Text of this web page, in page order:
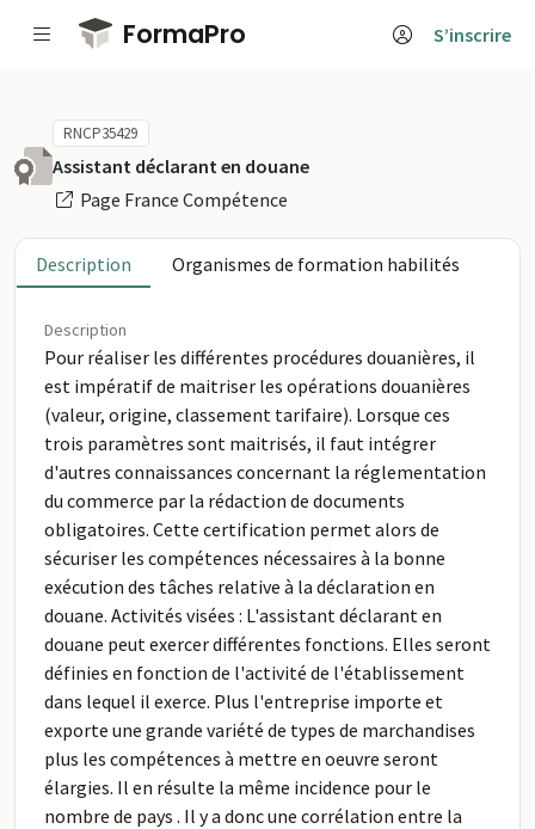
Passer au contenu principal
FormaPro S’inscrire
RNCP35429
Assistant déclarant en douane
Page France Compétence
Description Organismes de formation habilités
Description
Pour réaliser les différentes procédures douanières, il
est impératif de maitriser les opérations douanières
(valeur, origine, classement tarifaire). Lorsque ces
trois paramètres sont maitrisés, il faut intégrer
d'autres connaissances concernant la réglementation
du commerce par la rédaction de documents
obligatoires. Cette certification permet alors de
sécuriser les compétences nécessaires à la bonne
exécution des tâches relative à la déclaration en
douane. Activités visées : L'assistant déclarant en
douane peut exercer différentes fonctions. Elles seront
définies en fonction de l'activité de l'établissement
dans lequel il exerce. Plus l'entreprise importe et
exporte une grande variété de types de marchandises
plus les compétences à mettre en oeuvre seront
élargies. Il en résulte la même incidence pour le
nombre de pays . Il y a donc une corrélation entre la